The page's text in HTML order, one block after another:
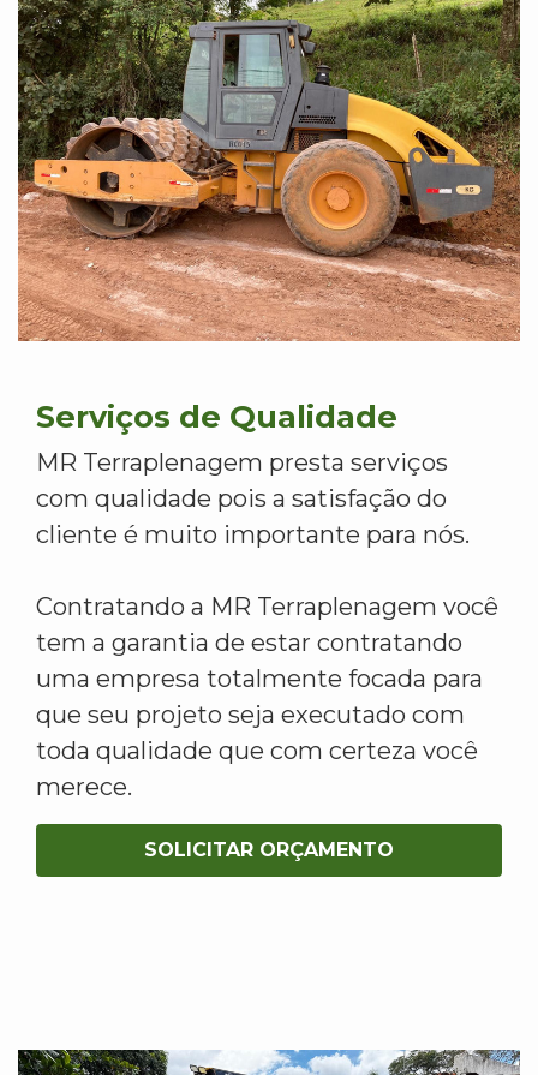
Serviços de Qualidade
MR Terraplenagem presta serviços
com qualidade pois a satisfação do
cliente é muito importante para nós.
Contratando a MR Terraplenagem você
tem a garantia de estar contratando
uma empresa totalmente focada para
que seu projeto seja executado com
toda qualidade que com certeza você
merece.
SOLICITAR ORÇAMENTO